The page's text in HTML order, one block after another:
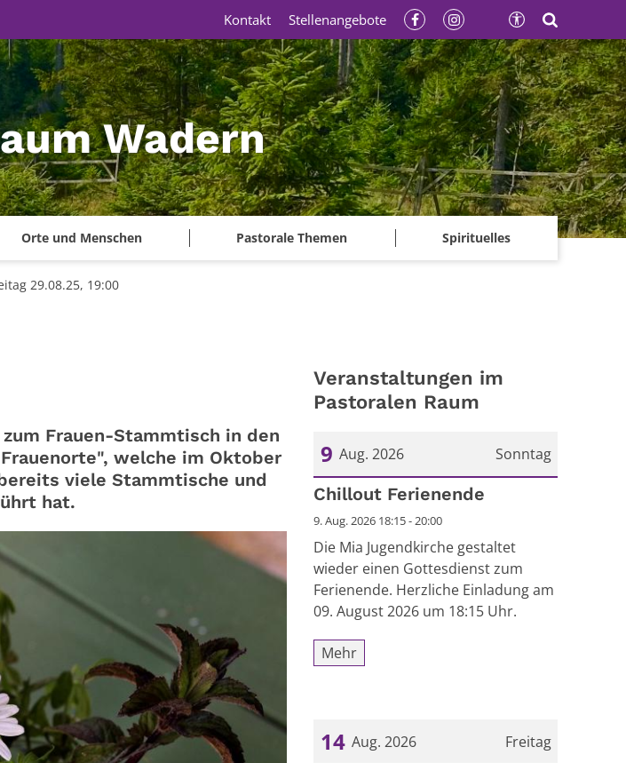
Wadern
Orte und Menschen Pastorale Themen Spirituelles
Kontakt Stellenangebote
29.08.25, 19:00
Frauen-Stammtisch in den
welche im Oktober
viele Stammtische und
hat.
Veranstaltungen im
Pastoralen Raum
Sonntag
9 Aug. 2026
Datum: 9. August 2026
Chillout Ferienende
9. Aug. 2026 18:15 - 20:00
Die Mia Jugendkirche gestaltet
wieder einen Gottesdienst zum
Ferienende. Herzliche Einladung am
09. August 2026 um 18:15 Uhr.
Mehr
Freitag
14 Aug. 2026